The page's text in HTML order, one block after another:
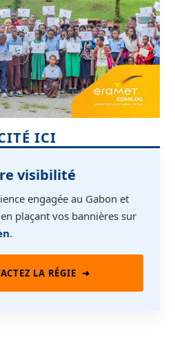
ICI
visibilité
engagée au Gabon et
plaçant vos bannières sur
.
LA RÉGIE ➜